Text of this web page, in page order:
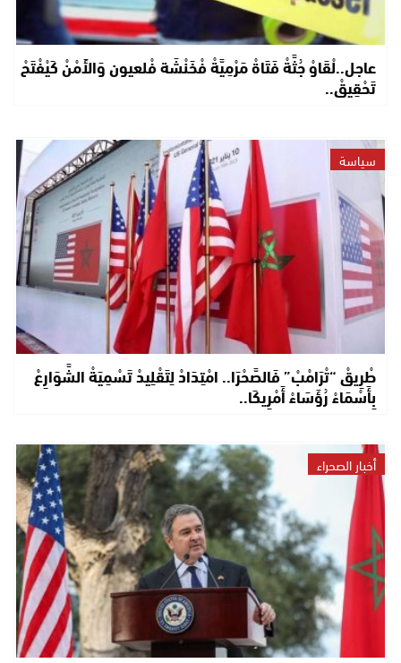
عاجل..لْقَاوْ جُثَّةْ فَتَاةْ مَرْمِيَّةْ فْخَنْشَة فْلعيون وَالأَمْنْ كَيْفْتَحْ
تَحْقِيقْ..
سياسة
طْرِيقْ “تْرَامْبْ” فَالصَّحْرَا.. امْتِدَادْ لِتَقْلِيدْ تَسْمِيَةْ الشَّوَارِعْ
بِأَسْمَاءْ رُؤَسَاءْ أَمْرِيكَا..
أخبار الصحراء